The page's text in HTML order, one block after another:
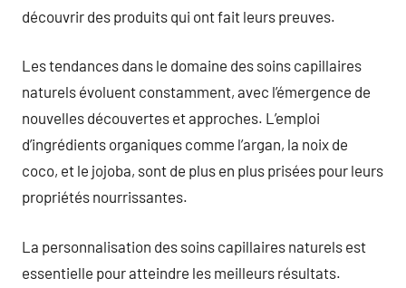
découvrir des produits qui ont fait leurs preuves.
Les tendances dans le domaine des soins capillaires
naturels évoluent constamment, avec l’émergence de
nouvelles découvertes et approches. L’emploi
d’ingrédients organiques comme l’argan, la noix de
coco, et le jojoba, sont de plus en plus prisées pour leurs
propriétés nourrissantes.
La personnalisation des soins capillaires naturels est
essentielle pour atteindre les meilleurs résultats.